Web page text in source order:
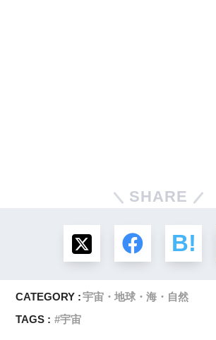
SHARE
CATEGORY :宇宙・地球・海・自然
TAGS :
宇宙